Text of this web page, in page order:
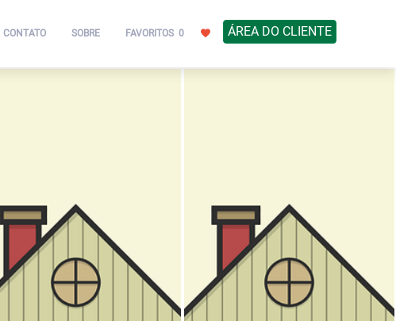
CONTATO SOBRE FAVORITOS 0 ÁREA DO CLIENTE